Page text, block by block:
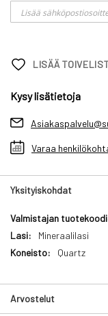
LISÄÄ
Kysy lisätietoja
Varaa
Yksityiskohdat
Yksityiskohdat
Mineraalilasi
Quartz
Arvostelut